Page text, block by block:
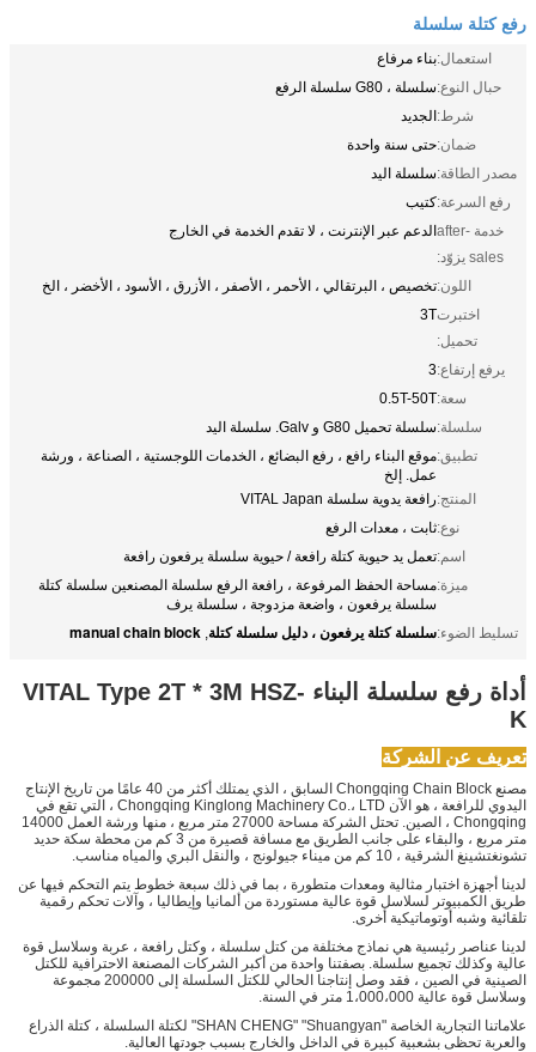
رفع كتلة سلسلة
استعمال:بناء مرفاع
حبال النوع:سلسلة ، G80 سلسلة الرفع
شرط:الجديد
ضمان:حتى سنة واحدة
مصدر الطاقة:سلسلة اليد
رفع السرعة:كتيب
خدمة after-
sales يزوّد:
الدعم عبر الإنترنت ، لا تقدم الخدمة في الخارج
اللون:تخصيص ، البرتقالي ، الأحمر ، الأصفر ، الأزرق ، الأسود ، الأخضر ، الخ
اختبرت
تحميل:
3T
يرفع إرتفاع:3
سعة:0.5T-50T
سلسلة:سلسلة تحميل G80 و Galv. سلسلة اليد
تطبيق:موقع البناء رافع ، رفع البضائع ، الخدمات اللوجستية ، الصناعة ، ورشة
عمل. إلخ
المنتج:رافعة يدوية سلسلة VITAL Japan
نوع:ثابت ، معدات الرفع
اسم:تعمل يد حيوية كتلة رافعة / حيوية سلسلة يرفعون رافعة
ميزة:مساحة الحفظ المرفوعة ، رافعة الرفع سلسلة المصنعين سلسلة كتلة
سلسلة يرفعون ، واضعة مزدوجة ، سلسلة يرف
تسليط الضوء:سلسلة كتلة يرفعون ، دليل سلسلة كتلة,
manual chain block
أداة رفع سلسلة البناء VITAL Type 2T * 3M HSZ-
K
تعريف عن الشركة
مصنع Chongqing Chain Block السابق ، الذي يمتلك أكثر من 40 عامًا من تاريخ الإنتاج
اليدوي للرافعة ، هو الآن Chongqing Kinglong Machinery Co.، LTD ، التي تقع في
Chongqing ، الصين. تحتل الشركة مساحة 27000 متر مربع ، منها ورشة العمل 14000
متر مربع ، والبقاء على جانب الطريق مع مسافة قصيرة من 3 كم من محطة سكة حديد
تشونغتشينغ الشرقية ، 10 كم من ميناء جيولونج ، والنقل البري والمياه مناسب.
لدينا أجهزة اختبار مثالية ومعدات متطورة ، بما في ذلك سبعة خطوط يتم التحكم فيها عن
طريق الكمبيوتر لسلاسل قوة عالية مستوردة من ألمانيا وإيطاليا ، وآلات تحكم رقمية
تلقائية وشبه أوتوماتيكية أخرى.
لدينا عناصر رئيسية هي نماذج مختلفة من كتل سلسلة ، وكتل رافعة ، عربة وسلاسل قوة
عالية وكذلك تجميع سلسلة. بصفتنا واحدة من أكبر الشركات المصنعة الاحترافية للكتل
الصينية في الصين ، فقد وصل إنتاجنا الحالي للكتل السلسلة إلى 200000 مجموعة
وسلاسل قوة عالية 1،000،000 متر في السنة.
علاماتنا التجارية الخاصة "SHAN CHENG" "Shuangyan" لكتلة السلسلة ، كتلة الذراع
والعربة تحظى بشعبية كبيرة في الداخل والخارج بسبب جودتها العالية.